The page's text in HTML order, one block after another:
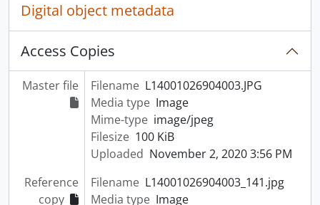
Digital object metadata
Access Copies
Master file Filename L14001026904003.JPG
Media type Image
Mime-type image/jpeg
Filesize 100 KiB
Uploaded November 2, 2020 3:56 PM
Reference
copy
Filename L14001026904003_141.jpg
Media type Image